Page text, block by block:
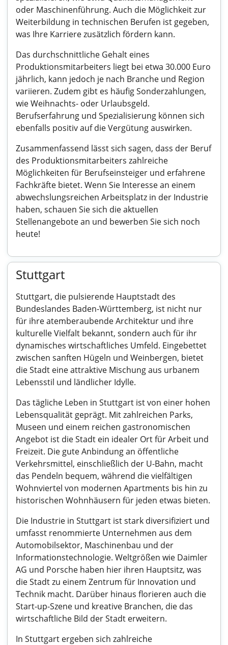
oder Maschinenführung. Auch die Möglichkeit zur
Weiterbildung in technischen Berufen ist gegeben,
was Ihre Karriere zusätzlich fördern kann.
Das durchschnittliche Gehalt eines
Produktionsmitarbeiters liegt bei etwa 30.000 Euro
jährlich, kann jedoch je nach Branche und Region
variieren. Zudem gibt es häufig Sonderzahlungen,
wie Weihnachts- oder Urlaubsgeld.
Berufserfahrung und Spezialisierung können sich
ebenfalls positiv auf die Vergütung auswirken.
Zusammenfassend lässt sich sagen, dass der Beruf
des Produktionsmitarbeiters zahlreiche
Möglichkeiten für Berufseinsteiger und erfahrene
Fachkräfte bietet. Wenn Sie Interesse an einem
abwechslungsreichen Arbeitsplatz in der Industrie
haben, schauen Sie sich die aktuellen
Stellenangebote an und bewerben Sie sich noch
heute!
Stuttgart
Stuttgart, die pulsierende Hauptstadt des
Bundeslandes Baden-Württemberg, ist nicht nur
für ihre atemberaubende Architektur und ihre
kulturelle Vielfalt bekannt, sondern auch für ihr
dynamisches wirtschaftliches Umfeld. Eingebettet
zwischen sanften Hügeln und Weinbergen, bietet
die Stadt eine attraktive Mischung aus urbanem
Lebensstil und ländlicher Idylle.
Das tägliche Leben in Stuttgart ist von einer hohen
Lebensqualität geprägt. Mit zahlreichen Parks,
Museen und einem reichen gastronomischen
Angebot ist die Stadt ein idealer Ort für Arbeit und
Freizeit. Die gute Anbindung an öffentliche
Verkehrsmittel, einschließlich der U-Bahn, macht
das Pendeln bequem, während die vielfältigen
Wohnviertel von modernen Apartments bis hin zu
historischen Wohnhäusern für jeden etwas bieten.
Die Industrie in Stuttgart ist stark diversifiziert und
umfasst renommierte Unternehmen aus dem
Automobilsektor, Maschinenbau und der
Informationstechnologie. Weltgrößen wie Daimler
AG und Porsche haben hier ihren Hauptsitz, was
die Stadt zu einem Zentrum für Innovation und
Technik macht. Darüber hinaus florieren auch die
Start-up-Szene und kreative Branchen, die das
wirtschaftliche Bild der Stadt erweitern.
In Stuttgart ergeben sich zahlreiche